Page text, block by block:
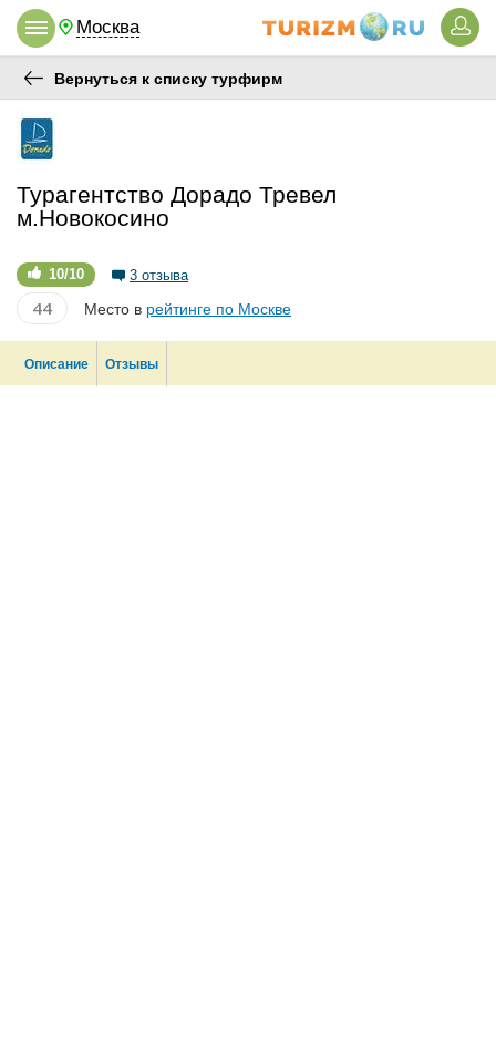
Москва
Вернуться к списку турфирм
Турагентство Дорадо Тревел
м.Новокосино
10/10 3 отзыва
44 Место в рейтинге по Москве
Описание Отзывы